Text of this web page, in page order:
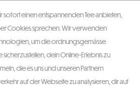
sofort einen entspannenden Tee anbieten,
Cookies sprechen. Wir verwenden
um die ordnungsgemässe
sicherzustellen, dein Online-Erlebnis zu
die es uns und unseren Partnern
auf der Webseite zu analysieren, dir auf